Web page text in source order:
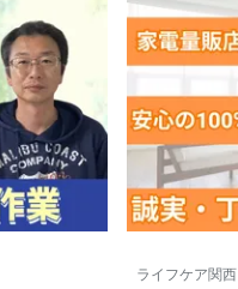
ライフケア関西